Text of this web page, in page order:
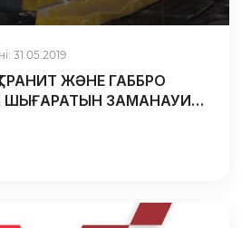
31.05.2019
ЖӘНЕ ГАББРО
ЗАМАНАУИ